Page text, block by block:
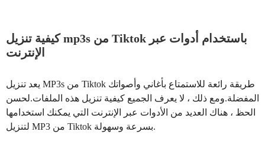
كيفية تنزيل mp3s من Tiktok باستخدام أدوات عبر
الإنترنت
يعد تنزيل MP3s من Tiktok طريقة رائعة للاستمتاع بأغاني وأصواتك
المفضلة.ومع ذلك ، لا يعرف الجميع كيفية تنزيل هذه الملفات.لحسن
الحظ ، هناك العديد من الأدوات عبر الإنترنت التي يمكنك استخدامها
لتنزيل MP3 من Tiktok بسرعة وسهولة.